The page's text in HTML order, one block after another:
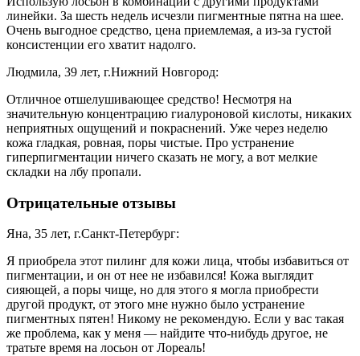
линейки. За шесть недель исчезли пигментные пятна на шее.
Очень выгодное средство, цена приемлемая, а из-за густой
консистенции его хватит надолго.
Людмила, 39 лет, г.Нижний Новгород:
Отличное отшелушивающее средство! Несмотря на
значительную концентрацию гиалуроновой кислоты, никаких
неприятных ощущений и покраснений. Уже через неделю
кожа гладкая, ровная, поры чистые. Про устранение
гиперпигментации ничего сказать не могу, а вот мелкие
складки на лбу пропали.
Отрицательные отзывы
Яна, 35 лет, г.Санкт-Петербург:
Я приобрела этот пилинг для кожи лица, чтобы избавиться от
пигментации, и он от нее не избавился! Кожа выглядит
сияющей, а поры чище, но для этого я могла приобрести
другой продукт, от этого мне нужно было устранение
пигментных пятен! Никому не рекомендую. Если у вас такая
же проблема, как у меня — найдите что-нибудь другое, не
тратьте время на лосьон от Лореаль!